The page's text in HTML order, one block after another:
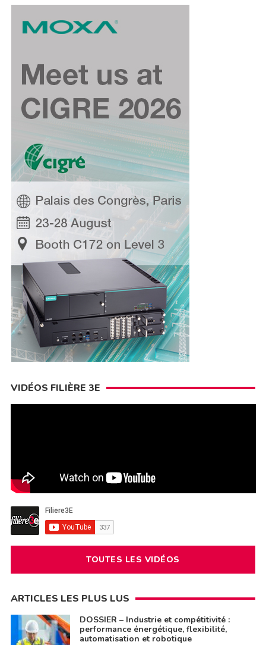
VIDÉOS FILIÈRE 3E
TOUTES LES VIDÉOS
ARTICLES LES PLUS LUS
DOSSIER – Industrie et compétitivité :
performance énergétique, flexibilité,
automatisation et robotique